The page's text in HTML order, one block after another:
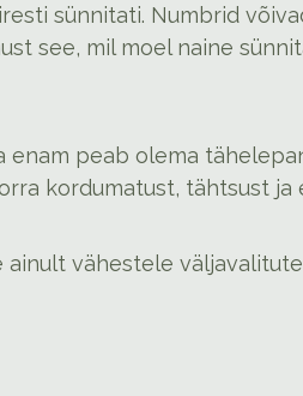
sünnitati. Numbrid
see, mil moel naine
enam peab olema
kordumatust, tähtsust ja
ainult vähestele